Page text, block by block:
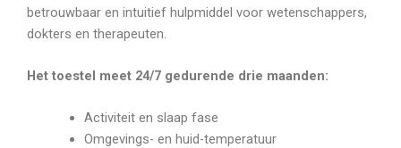
betrouwbaar en intuitief hulpmiddel voor wetenschappers,
dokters en therapeuten.
Het toestel meet 24/7 gedurende drie maanden:
Activiteit en slaap fase
Omgevings- en huid-temperatuur